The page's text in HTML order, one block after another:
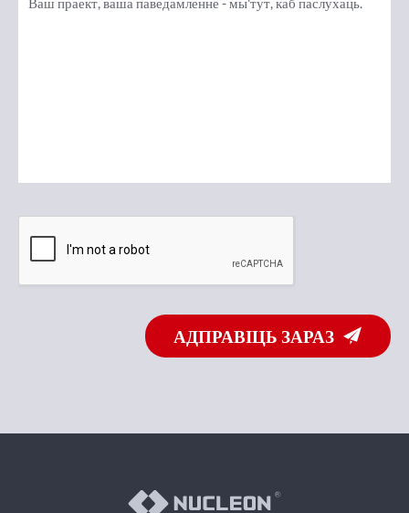
АДПРАВІЦЬ ЗАРАЗ